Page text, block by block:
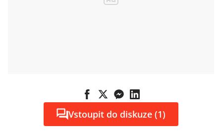
Vstoupit do diskuze (1)